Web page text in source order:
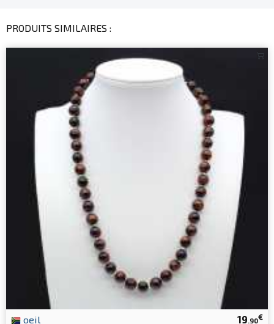
PRODUITS SIMILAIRES :
19.90€
oeil